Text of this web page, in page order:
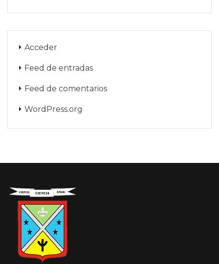
Acceder
Feed de entradas
Feed de comentarios
WordPress.org